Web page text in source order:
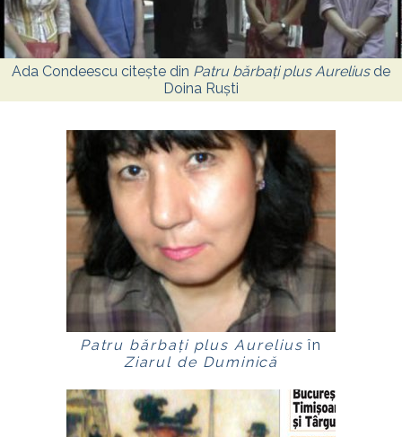
Ada Condeescu citește din Patru bărbați plus Aureliusde
Doina Ruști
Patru bărbați plus Aurelius în
Ziarul de Duminică